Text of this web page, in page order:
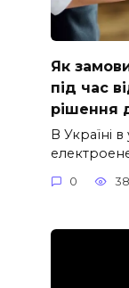
Як
під час
рішення
В Україні
0 38